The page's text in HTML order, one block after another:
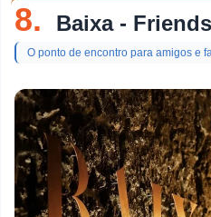
8. Baixa -
O ponto de encontro para amigos e